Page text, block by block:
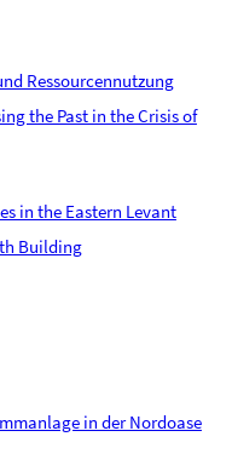
Ressourcennutzung
the Past in the Crisis of
in the Eastern Levant
Building
in der Nordoase